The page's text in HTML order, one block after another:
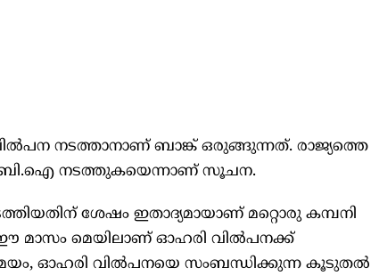
നടത്താനാണ് ബാങ്ക് ഒരുങ്ങുന്നത്. രാജ്യത്തെ
നടത്തുകയെന്നാണ് സൂചന.
ശേഷം ഇതാദ്യമായാണ് മറ്റൊരു കമ്പനി
മാസം മെയിലാണ് ഓഹരി വിൽപനക്ക്
ഓഹരി വിൽപനയെ സംബന്ധിക്കുന്ന കൂടുതൽ